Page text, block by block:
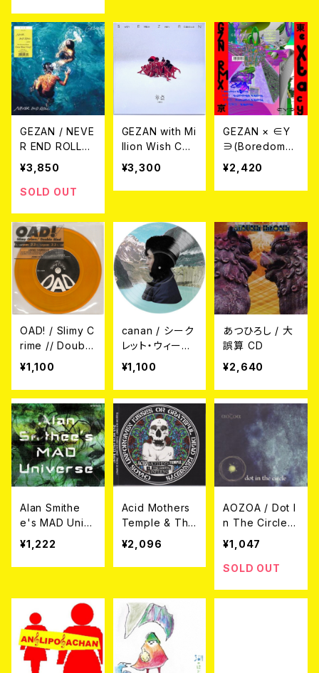
GEZAN / NEVE
R END ROLL
【RSD DROPS
2021.06.12】LP
¥3,850
SOLD OUT
GEZAN with Mi
llion Wish Coll
ective /マヒト
ゥ・ザ・ピーポー
/ MARS89 - 萃
ン 灰と鉄のバラ
ッド 12EP
¥3,300
GEZAN × ∈Y
∋(Boredoms)
/ GZN RMX 12
¥2,420
OAD! / Slimy C
rime // Double
Bind 7EP
¥1,100
canan / シーク
レット・ウィーク
エンド 7EP(pict
ure)
¥1,100
あつひろし / 大
誤算 CD
¥2,640
Alan Smithe
e's MAD Univ
erse / Alan Sm
ithee's MAD U
niverse CD
¥1,222
Acid Mothers
Temple & The
Cosmic Infern
o / Chaos Unf
orgiven Kisse
Dead Kenned
ys CD
¥2,096
AOZOA / Dot I
n The Circle C
D
¥1,047
SOLD OUT